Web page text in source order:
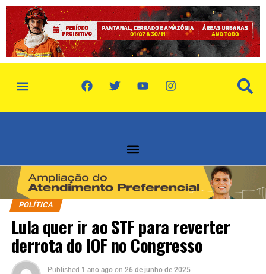
POLÍTICA
Lula quer ir ao STF para reverter
derrota do IOF no Congresso
Published 1 ano ago on 26 de junho de 2025